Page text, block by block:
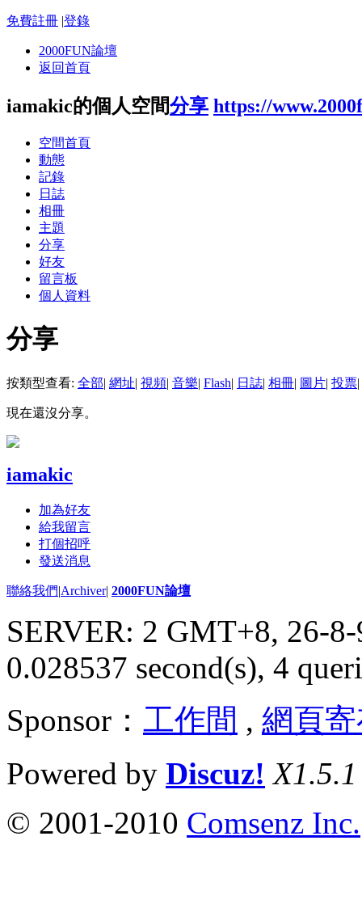
免費註冊 |登錄
2000FUN論壇
返回首頁
iamakic的個人空間分享 https://
空間首頁
動態
記錄
日誌
相冊
主題
分享
好友
留言板
個人資料
分享
按類型查看: 全部| 網址| 視頻| 音樂| Flash| 日誌| 相冊| 圖片| 投票|
現在還沒分享。
iamakic
加為好友
給我留言
打個招呼
發送消息
聯絡我們|Archiver| 2000FUN論壇
SERVER: 2 GMT+8, 26-
0.028537 second(s), 4
Sponsor： 工作間 , 網頁
Powered by Discuz! X1.5.1
© 2001-2010 Comsenz Inc.